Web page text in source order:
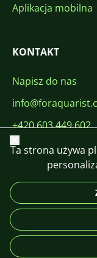
Aplikacja mobilna
KONTAKT
Napisz do nas
+420 603 449 602
Zamknij
Ta strona używa